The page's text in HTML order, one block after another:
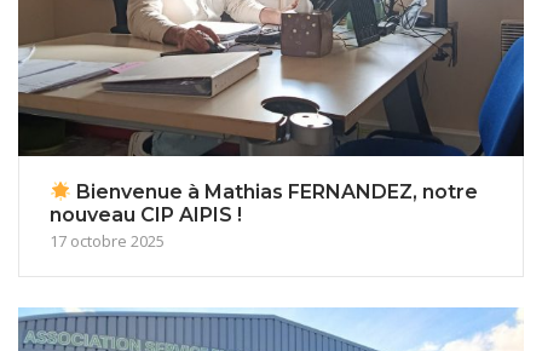
Bienvenue à Mathias FERNANDEZ, notre
nouveau CIP AIPIS !
17 octobre 2025